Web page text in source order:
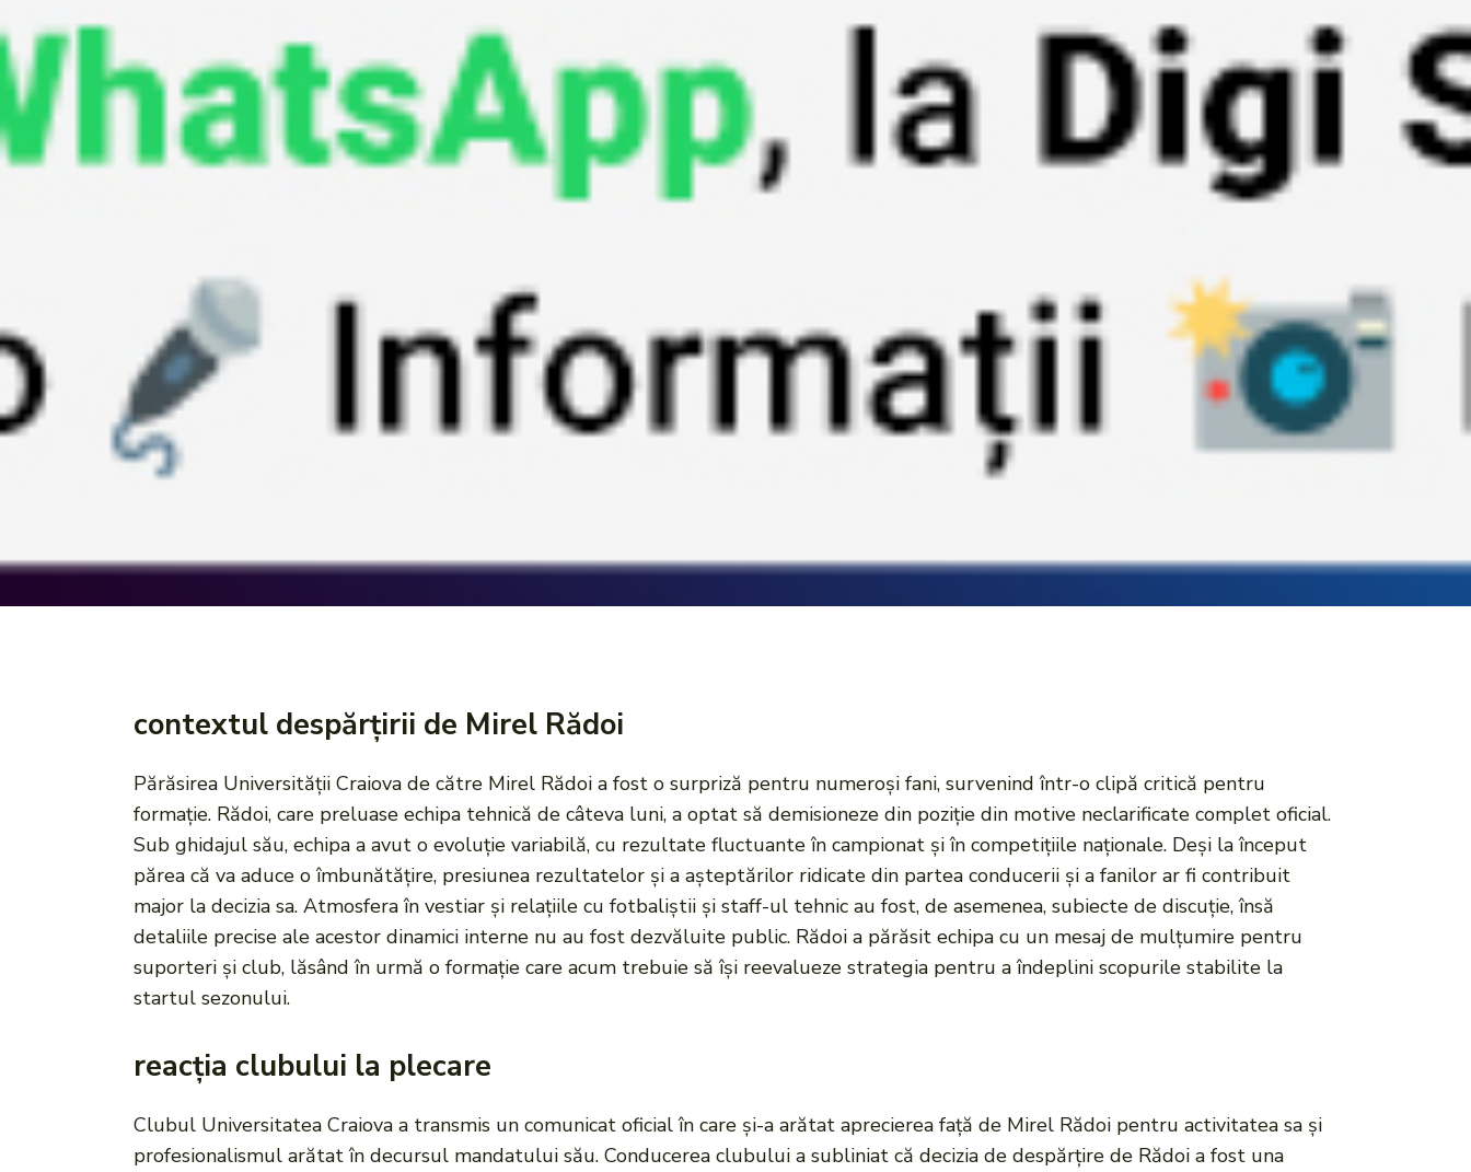
contextul despărțirii de Mirel Rădoi
Părăsirea Universității Craiova de către Mirel Rădoi a fost o surpriză pentru numeroși fani, survenind într-o clipă critică pentru
formație. Rădoi, care preluase echipa tehnică de câteva luni, a optat să demisioneze din poziție din motive neclarificate complet oficial.
Sub ghidajul său, echipa a avut o evoluție variabilă, cu rezultate fluctuante în campionat și în competițiile naționale. Deși la început
părea că va aduce o îmbunătățire, presiunea rezultatelor și a așteptărilor ridicate din partea conducerii și a fanilor ar fi contribuit
major la decizia sa. Atmosfera în vestiar și relațiile cu fotbaliștii și staff-ul tehnic au fost, de asemenea, subiecte de discuție, însă
detaliile precise ale acestor dinamici interne nu au fost dezvăluite public. Rădoi a părăsit echipa cu un mesaj de mulțumire pentru
suporteri și club, lăsând în urmă o formație care acum trebuie să își reevalueze strategia pentru a îndeplini scopurile stabilite la
startul sezonului.
reacția clubului la plecare
Clubul Universitatea Craiova a transmis un comunicat oficial în care și-a arătat aprecierea față de Mirel Rădoi pentru activitatea sa și
profesionalismul arătat în decursul mandatului său. Conducerea clubului a subliniat că decizia de despărțire de Rădoi a fost una